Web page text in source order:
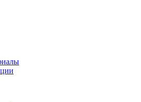
о строительстве и ремонтах